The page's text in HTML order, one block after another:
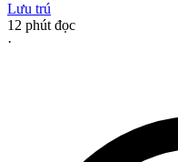
Lưu trú
12 phút đọc
·